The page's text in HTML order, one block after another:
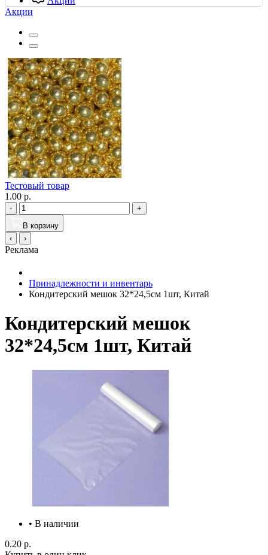
Акции
Тестовый товар
1.00 р.
-
+
В корзину
‹
›
Реклама
Принадлежности и инвентарь
Кондитерский мешок 32*24,5см 1шт, Китай
Кондитерский мешок
32*24,5см 1шт, Китай
• В наличии
0.20 р.